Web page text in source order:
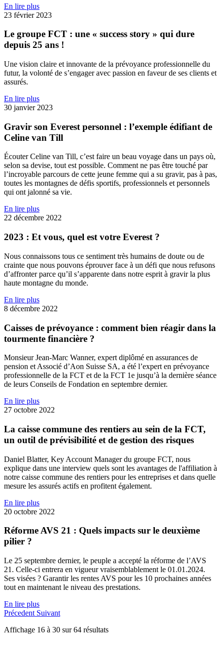
En lire plus
23 février 2023
Le groupe FCT : une « success story » qui dure
depuis 25 ans !
Une vision claire et innovante de la prévoyance professionnelle du
futur, la volonté de s’engager avec passion en faveur de ses clients et
assurés.
En lire plus
30 janvier 2023
Gravir son Everest personnel : l’exemple édifiant de
Celine van Till
Écouter Celine van Till, c’est faire un beau voyage dans un pays où,
selon sa devise, tout est possible. Comment ne pas être touché par
l’incroyable parcours de cette jeune femme qui a su gravir, pas à pas,
toutes les montagnes de défis sportifs, professionnels et personnels
qui ont jalonné sa vie.
En lire plus
22 décembre 2022
2023 : Et vous, quel est votre Everest ?
Nous connaissons tous ce sentiment très humains de doute ou de
crainte que nous pouvons éprouver face à un défi que nous refusons
d’affronter parce qu’il s’apparente dans notre esprit à gravir la plus
haute montagne du monde.
En lire plus
8 décembre 2022
Caisses de prévoyance : comment bien réagir dans la
tourmente financière ?
Monsieur Jean-Marc Wanner, expert diplômé en assurances de
pension et Associé d’Aon Suisse SA, a été l’expert en prévoyance
professionnelle de la FCT et de la FCT 1e jusqu’à la dernière séance
de leurs Conseils de Fondation en septembre dernier.
En lire plus
27 octobre 2022
La caisse commune des rentiers au sein de la FCT,
un outil de prévisibilité et de gestion des risques
Daniel Blatter, Key Account Manager du groupe FCT, nous
explique dans une interview quels sont les avantages de l'affiliation à
notre caisse commune des rentiers pour les entreprises et dans quelle
mesure les assurés actifs en profitent également.
En lire plus
20 octobre 2022
Réforme AVS 21 : Quels impacts sur le deuxième
pilier ?
Le 25 septembre dernier, le peuple a accepté la réforme de l’AVS
21. Celle-ci entrera en vigueur vraisemblablement le 01.01.2024.
Ses visées ? Garantir les rentes AVS pour les 10 prochaines années
tout en maintenant le niveau des prestations.
En lire plus
Précedent Suivant
Affichage 16 à 30 sur64 résultats